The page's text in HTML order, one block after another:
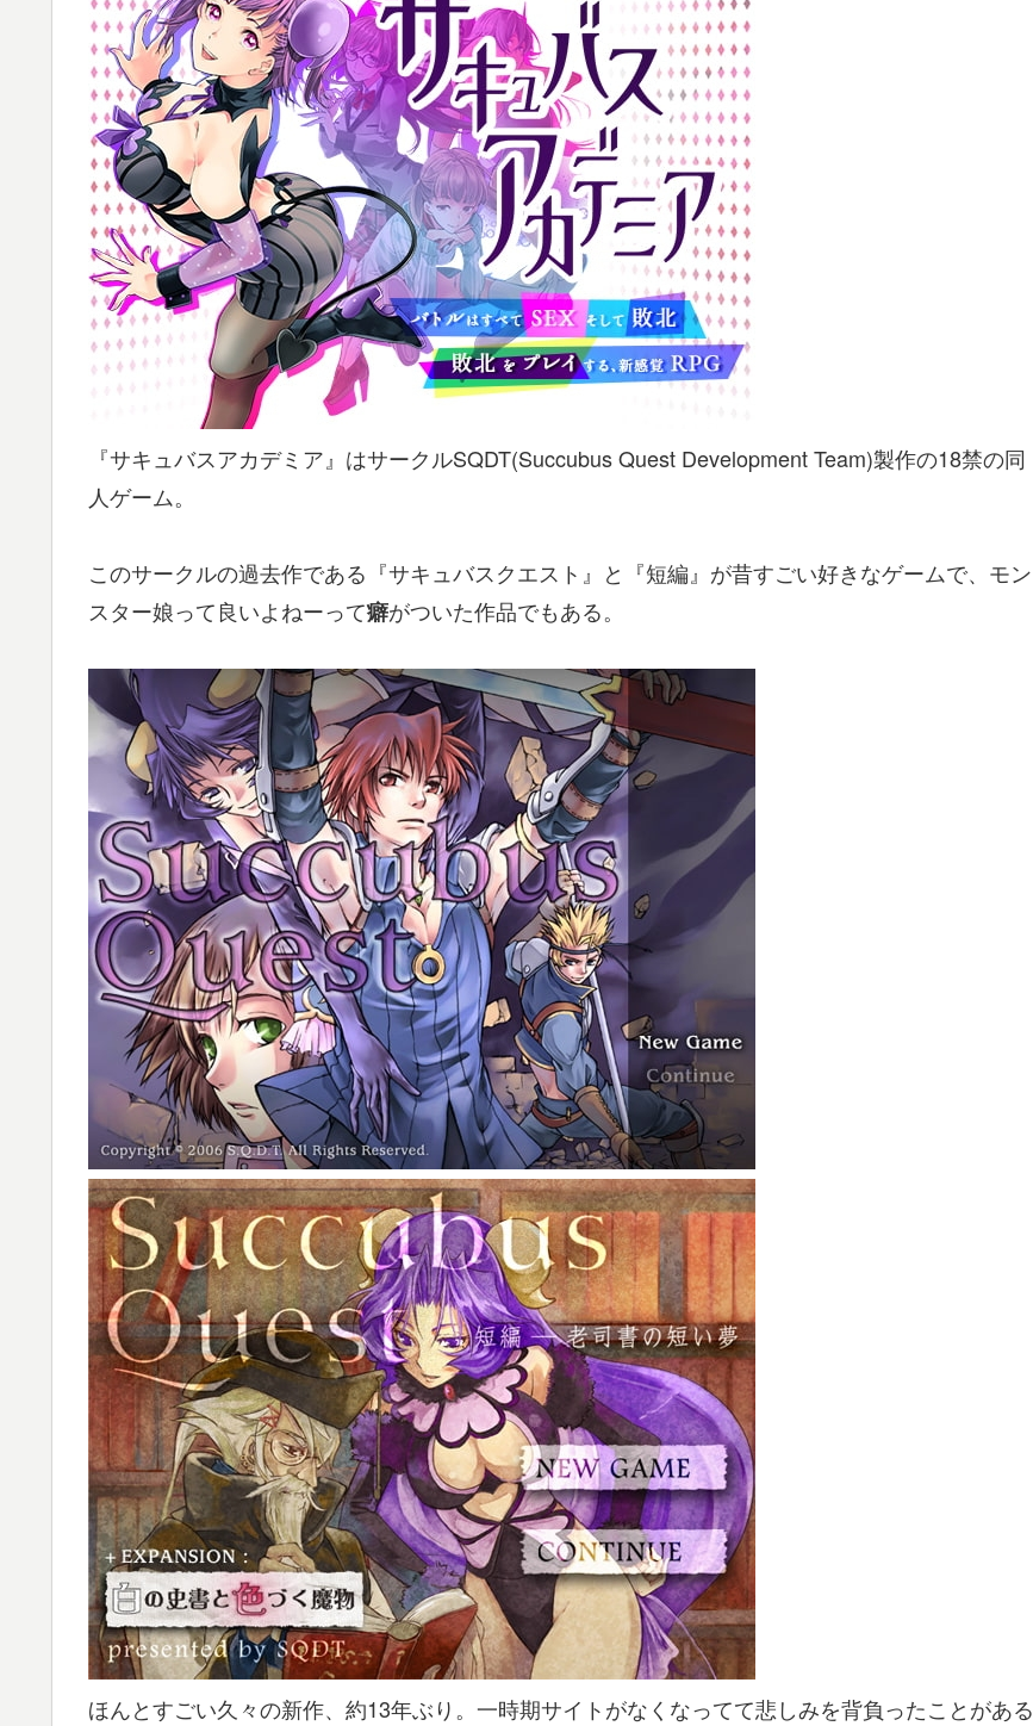
『サキュバスアカデミア』はサークルSQDT(Succubus Quest Development Team)製作の18禁の同
人ゲーム。
このサークルの過去作である『サキュバスクエスト』と『短編』が昔すごい好きなゲームで、モン
スター娘って良いよねーって癖がついた作品でもある。
ほんとすごい久々の新作、約13年ぶり。一時期サイトがなくなってて悲しみを背負ったことがある